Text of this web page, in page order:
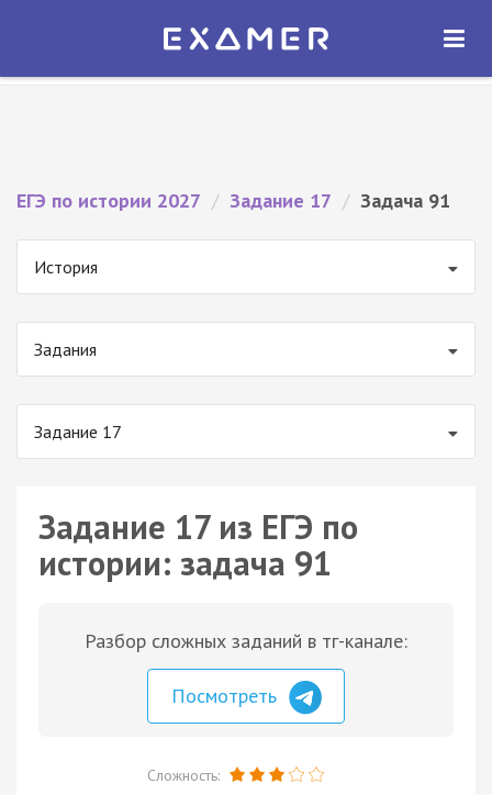
Экзамер — ЕГЭ 2027
ОТКРЫТЬ
ЕГЭ по истории 2027 / Задание 17 / Задача 91
История
Задания
Задание 17
Задание 17 из ЕГЭ по
истории: задача 91
Разбор сложных заданий в тг-канале:
Посмотреть
Сложность: